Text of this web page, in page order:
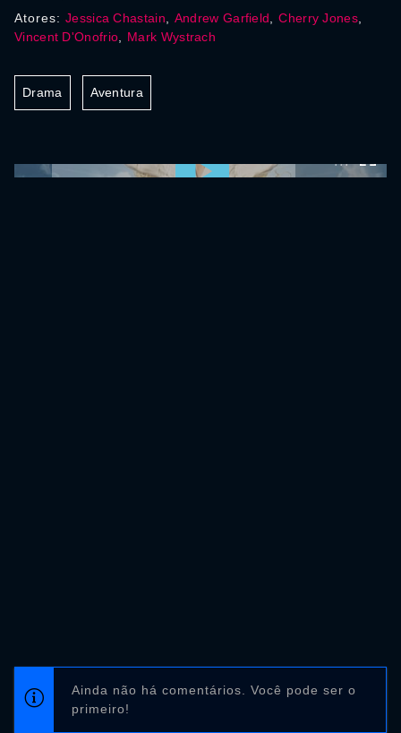
Atores: Jessica Chastain Andrew Garfield ,Cherry Jones,
Vincent D'Onofrio
Mark Wystrach
Drama Aventura
Ainda não há comentários. Você pode ser o
primeiro!